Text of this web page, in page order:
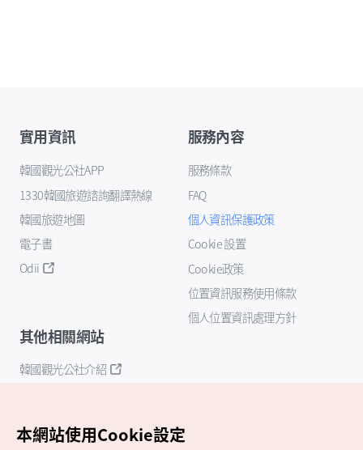
實用資訊
韓國觀光公社APP
1330韓國旅遊諮詢翻譯熱線
韓國旅遊地圖
電子書
Odii
服務內容
服務條款
FAQ
個人資訊保護政策
Cookie 設置
Cookie政策
位置資訊服務使用條款
個人位置資訊處理方針
其他相關網站
韓國觀光公社介紹
本網站使用Cookie設定